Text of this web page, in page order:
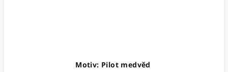
Motiv: Pilot medvěd